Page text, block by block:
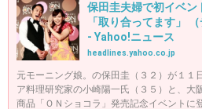
保田圭夫婦で初イベ
「取り合ってます」
- Yahoo!ニュース
headlines.yahoo.co.jp
元モーニング娘。の保田圭（３２）が１１
ア料理研究家の小崎陽一氏（３５）と、大
商品「ＯＮショコラ」発売記念イベントに